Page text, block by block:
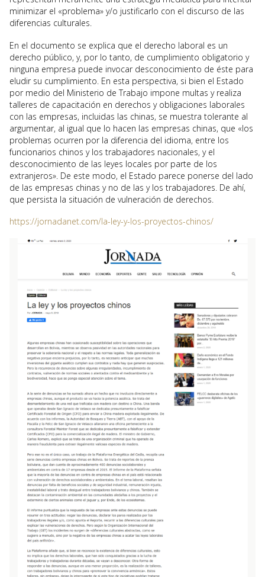
minimizar el «problema» y/o justificarlo con el discurso de las
diferencias culturales.
En el documento se explica que el derecho laboral es un
derecho público, y, por lo tanto, de cumplimiento obligatorio y
ninguna empresa puede invocar desconocimiento de éste para
eludir su cumplimiento. En esta perspectiva, si bien el Estado
por medio del Ministerio de Trabajo impone multas y realiza
talleres de capacitación en derechos y obligaciones laborales
con las empresas, incluidas las chinas, se muestra tolerante al
argumentar, al igual que lo hacen las empresas chinas, que «los
problemas ocurren por la diferencia del idioma, entre los
funcionarios chinos y los trabajadores nacionales, y el
desconocimiento de las leyes locales por parte de los
extranjeros». De este modo, el Estado parece ponerse del lado
de las empresas chinas y no de las y los trabajadores. De ahí,
que persista la situación de vulneración de derechos.
https://jornadanet.com/la-ley-y-los-proyectos-chinos/